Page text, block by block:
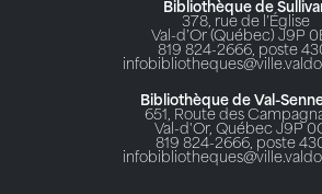
Bibliothèque de
378, rue de l’Église
Val-d’Or (Québec) J9P
819 824-2666, poste
Bibliothèque de Val-
651, Route des
Val-d'Or, Québec J9P
819 824-2666, poste